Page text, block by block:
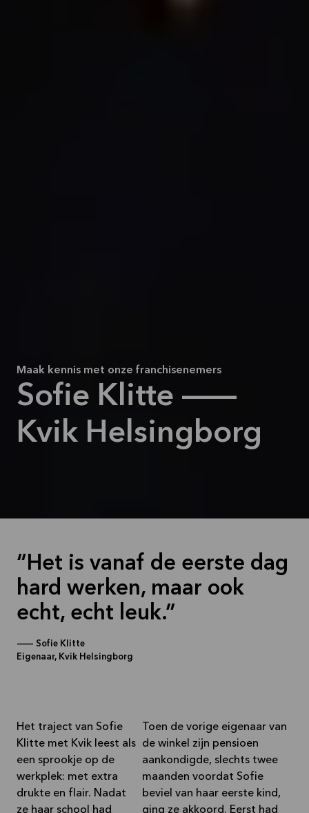
Maak kennis met onze franchisenemers
Sofie Klitte —
Kvik Helsingborg
Het is vanaf de eerste dag
hard werken, maar ook
echt, echt leuk.
— Sofie Klitte
Eigenaar, Kvik Helsingborg
Het traject van Sofie
Klitte met Kvik leest als
een sprookje op de
werkplek: met extra
drukte en flair. Nadat
ze haar school had
Toen de vorige eigenaar van
de winkel zijn pensioen
aankondigde, slechts twee
maanden voordat Sofie
beviel van haar eerste kind,
ging ze akkoord. Eerst had